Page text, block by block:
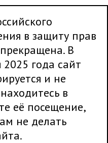
в защиту прав
В
2025 года сайт
и не
в
её посещение,
не делать